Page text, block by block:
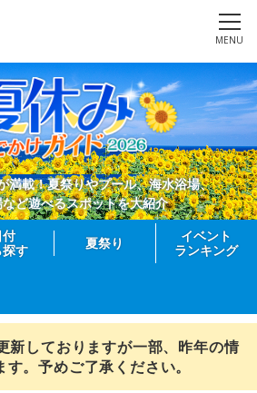
MENU
満載！夏祭りやプール、海水浴場、
ど遊べるスポットを大紹介
付
す
夏祭り
イベント
ランキング
新しておりますが一部、昨年の情
。予めご了承ください。